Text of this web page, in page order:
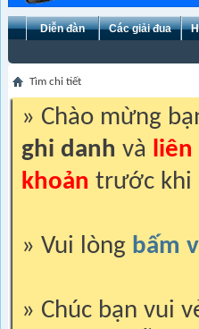
Diễn đàn Các giải đua
Tìm chi tiết
» Chào mừng
ghi danh và liên
khoản trước khi
» Vui lòng bấm
» Chúc bạn vui